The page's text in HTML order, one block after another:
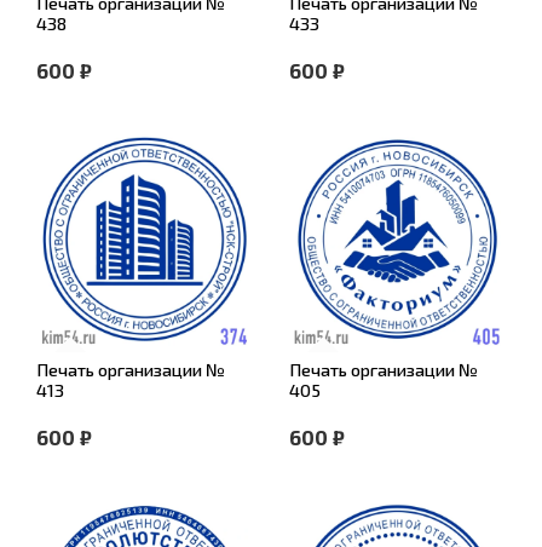
438
600 ₽
433
600 ₽
Печать организации №
413
600 ₽
Печать организации №
405
600 ₽